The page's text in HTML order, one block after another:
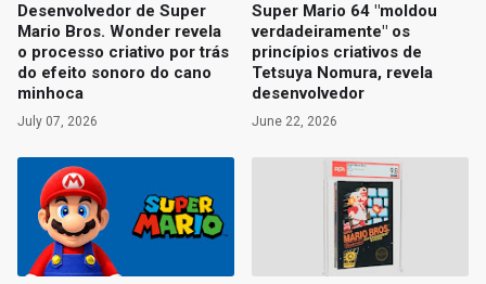
Desenvolvedor de Super
Mario Bros. Wonder revela
o processo criativo por trás
do efeito sonoro do cano
minhoca
July 07, 2026
Super Mario 64 "moldou
verdadeiramente" os
princípios criativos de
Tetsuya Nomura, revela
desenvolvedor
June 22, 2026